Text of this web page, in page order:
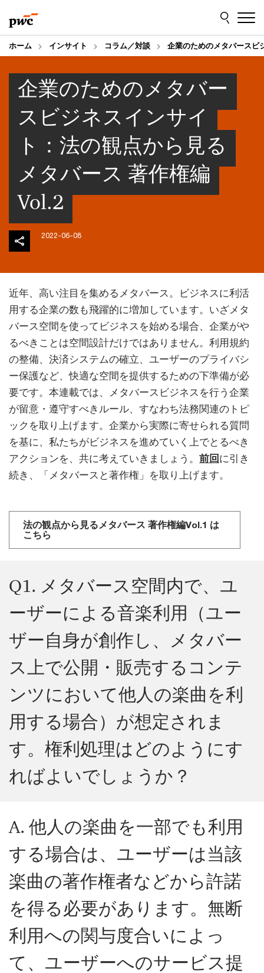
to
content
to
footer
ホーム インサイト コラム／対談 企業のためのメタバースビ
企業のためのメタバー
スビジネスインサイ
ト：法の観点から見る
メタバース 著作権編
Vol.2
2022-06-08
近年、高い注目を集めるメタバース。ビジネスに利活
用する企業の数も飛躍的に増加しています。いざメタ
バース空間を使ってビジネスを始める場合、企業がや
るべきことは空間設計だけではありません。利用規約
の整備、決済システムの確立、ユーザーのプライバシ
ー保護など、快適な空間を提供するための下準備が必
要です。本連載では、メタバースビジネスを行う企業
が留意・遵守すべきルール、すなわち法務関連のトピ
ックを取り上げます。企業から実際に寄せられる質問
を基に、私たちがビジネスを進めていく上でとるべき
アクションを、共に考えていきましょう。 前回 に引き
続き、「メタバースと著作権」を取り上げます。
法の観点から見るメタバース 著作権編Vol.1 は
こちら
Q1. メタバース空間内で、ユ
ーザーによる音楽利用（ユー
ザー自身が創作し、メタバー
ス上で公開・販売するコンテ
ンツにおいて他人の楽曲を利
用する場合）が想定されま
す。権利処理はどのようにす
ればよいでしょうか？
A. 他人の楽曲を一部でも利用
する場合は、ユーザーは当該
楽曲の著作権者などから許諾
を得る必要があります。無断
利用への関与度合いによっ
て、ユーザーへのサービス提